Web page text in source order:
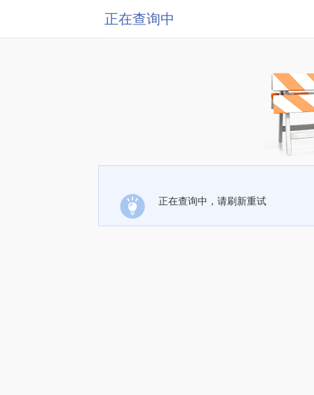
正在查询中
正在查询中，请刷新重试